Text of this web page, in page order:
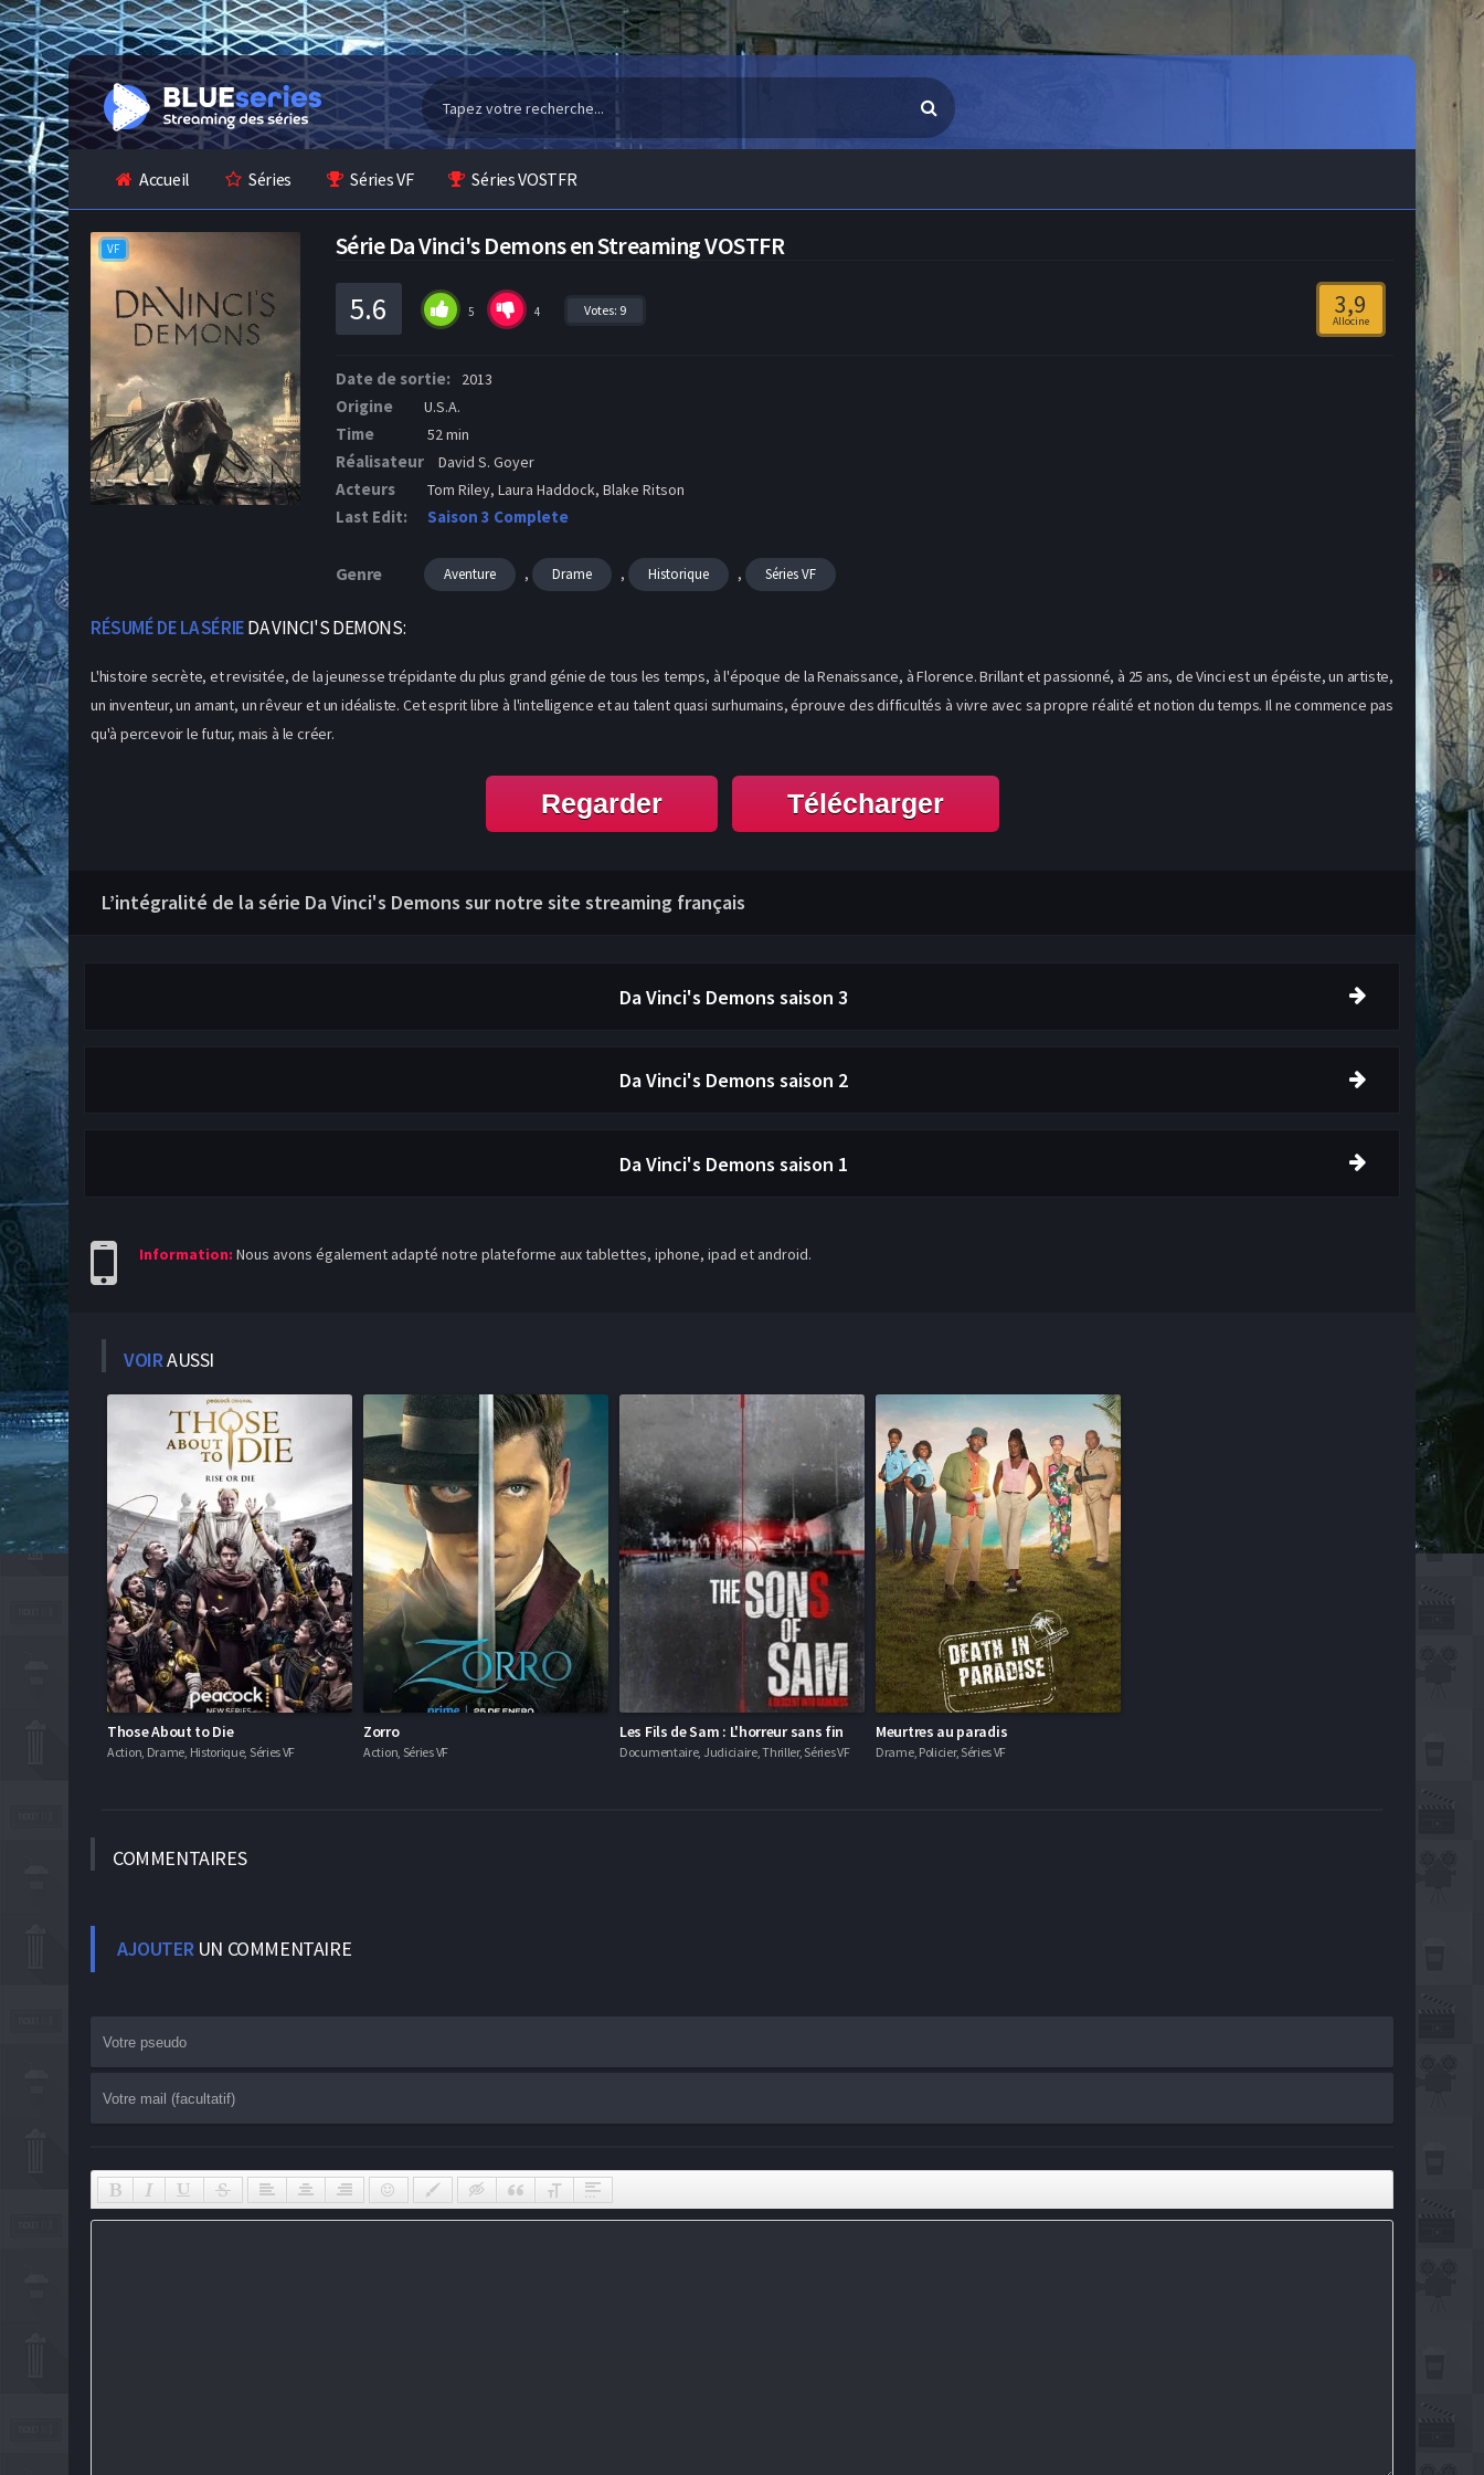
Accueil Séries Séries VF Séries VOSTFR
VF Série Da Vinci's Demons en Streaming VOSTFR
5.6 5 4 Votes: 9 3,9
Allocine
Date de sortie: 2013
Origine U.S.A.
Time 52 min
Réalisateur David S. Goyer
Acteurs Tom Riley, Laura Haddock, Blake Ritson
Last Edit: Saison 3 Complete
Genre Aventure , Drame , Historique , Séries VF
RÉSUMÉ DE LA SÉRIEDA VINCI'S DEMONS:
L'histoire secrète, et revisitée, de la jeunesse trépidante du plus grand génie de tous les temps, à l'époque de la Renaissance, à Florence. Brillant et passionné, à 25 ans, de Vinci est un épéiste, un artiste,
un inventeur, un amant, un rêveur et un idéaliste. Cet esprit libre à l'intelligence et au talent quasi surhumains, éprouve des difficultés à vivre avec sa propre réalité et notion du temps. Il ne commence pas
qu'à percevoir le futur, mais à le créer.
Regarder Télécharger
L’intégralité de la série Da Vinci's Demons sur notre site streaming français
Da Vinci's Demons saison 3
Da Vinci's Demons saison 2
Da Vinci's Demons saison 1
Information: Nous avons également adapté notre plateforme aux tablettes, iphone, ipad et android.
VOIRAUSSI
Those About to Die
Action, Drame, Historique, Séries VF
Zorro
Action, Séries VF
Les Fils de Sam : L'horreur sans fin
Documentaire, Judiciaire, Thriller, Séries VF
Meurtres au paradis
Drame, Policier, Séries VF
COMMENTAIRES
AJOUTERUN COMMENTAIRE